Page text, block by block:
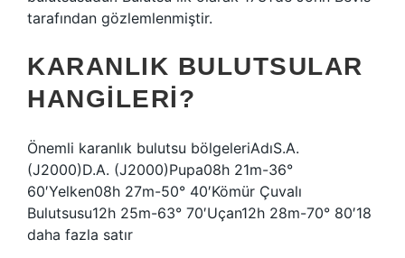
tarafından gözlemlenmiştir.
KARANLIK BULUTSULAR
HANGILERI?
Önemli karanlık bulutsu bölgeleriAdıS.A.
(J2000)D.A. (J2000)Pupa08h 21m-36°
60′Yelken08h 27m-50° 40′Kömür Çuvalı
Bulutsusu12h 25m-63° 70′Uçan12h 28m-70° 80′18
daha fazla satır